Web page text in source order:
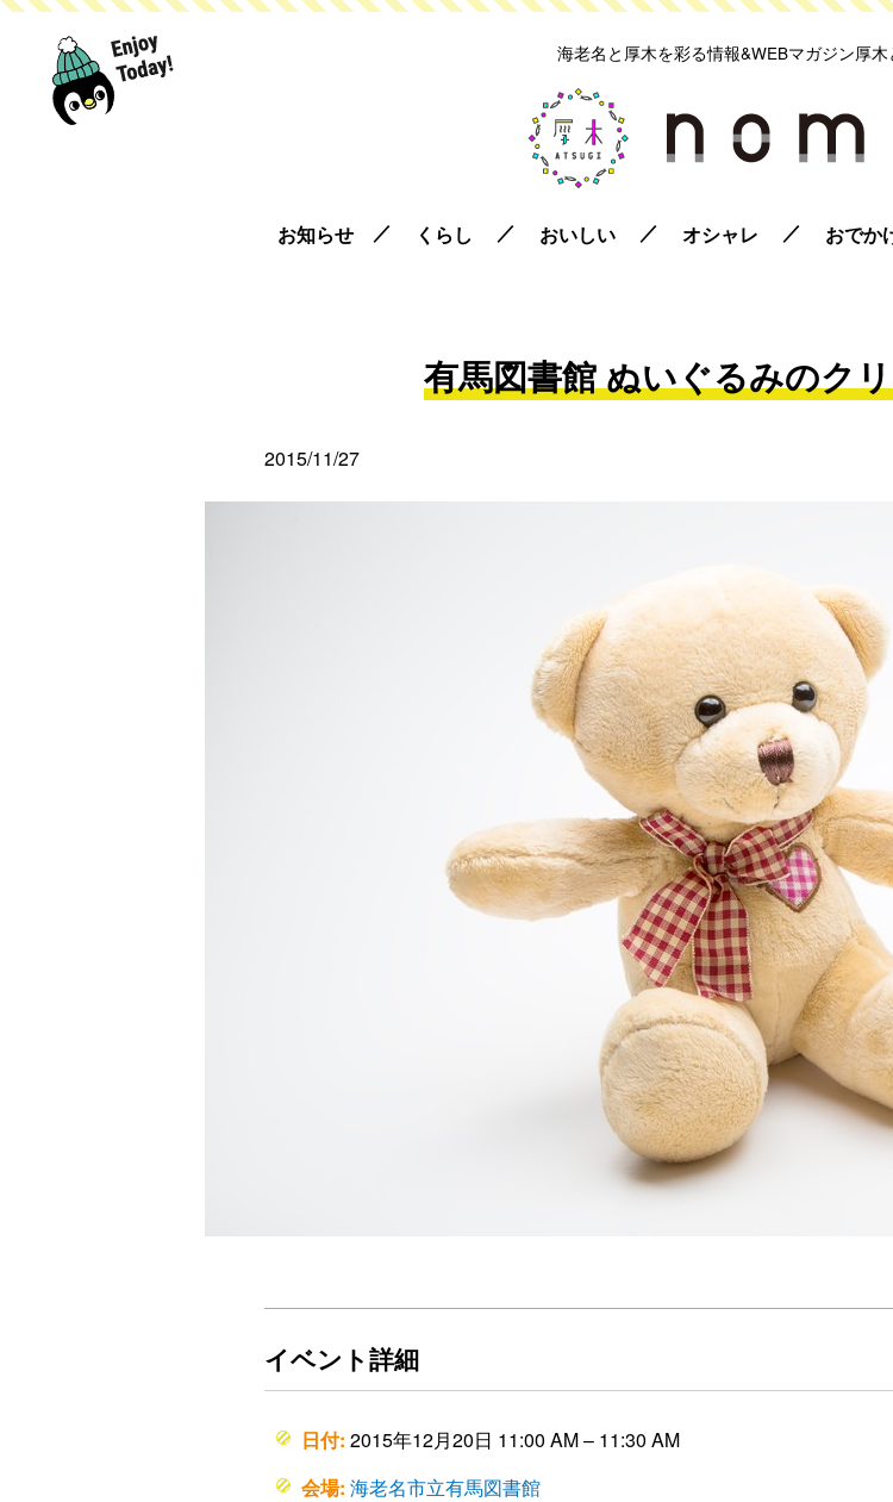
海老名と厚木を彩る情報&WEBマガジン厚
お知らせ くらし おいしい オシャレ おでか
有馬図書館 ぬいぐるみのク
2015/11/27
イベント詳細
日付: 2015年12月20日 11:00 AM– 11:30 AM
会場: 海老名市立有馬図書館